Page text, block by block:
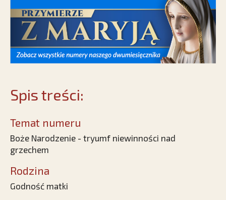
Spis treści:
Temat numeru
Boże Narodzenie - tryumf niewinności nad
grzechem
Rodzina
Godność matki